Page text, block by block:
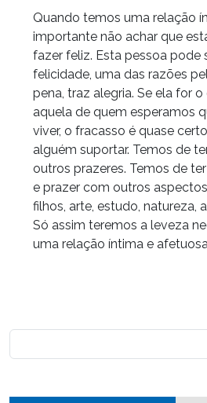
Quando temos uma relação
importante não achar que
fazer feliz. Esta pessoa pode
felicidade, uma das razões
pena, traz alegria. Se ela for
aquela de quem esperamos
viver, o fracasso é quase
alguém suportar. Temos de
outros prazeres. Temos de
e prazer com outros
filhos, arte, estudo, natureza,
Só assim teremos a leveza
uma relação íntima e